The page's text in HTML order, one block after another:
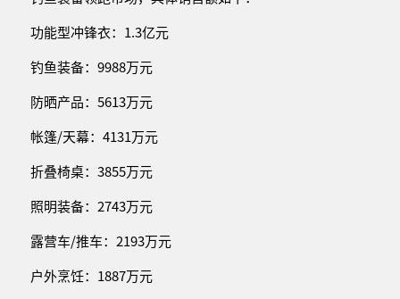
功能型冲锋衣：1.3亿元
钓鱼装备：9988万元
防晒产品：5613万元
帐篷/天幕：4131万元
折叠椅桌：3855万元
照明装备：2743万元
露营车/推车：2193万元
户外烹饪：1887万元